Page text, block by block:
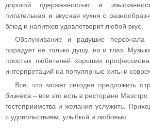
дорогой сдержанностью и
питательная и вкусная кухня с
блюд и напитков удовлетворит любой вкус.
Обслуживание и радушие персонала
порадует не только душу, но и глаз.
простых любителей хороших
интерпретаций на популярные хиты и
Все, что может сегодня предложить
бизнеса – все это есть в ресторане
гостеприимства и желания услужить.
с удовольствием, улыбкой и любовью.